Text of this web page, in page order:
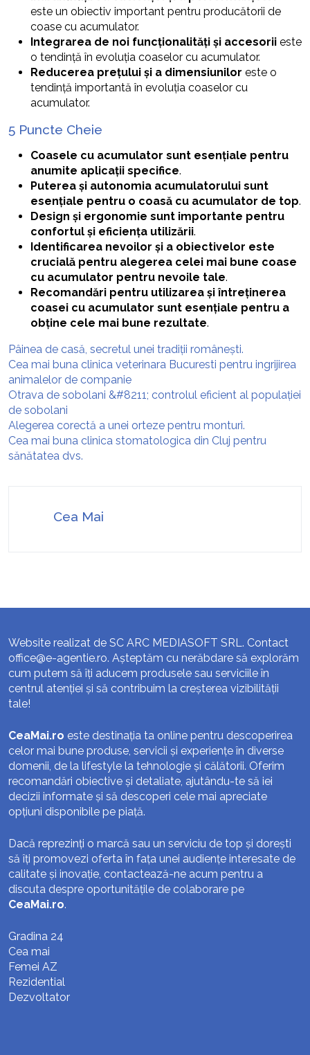
este un obiectiv important pentru producătorii de
coase cu acumulator.
Integrarea de noi funcționalități și accesorii este
o tendință în evoluția coaselor cu acumulator.
Reducerea prețului și a dimensiunilor este o
tendință importantă în evoluția coaselor cu
acumulator.
5 Puncte Cheie
Coasele cu acumulator sunt esențiale pentru
anumite aplicații specifice.
Puterea și autonomia acumulatorului sunt
esențiale pentru o coasă cu acumulator de top.
Design și ergonomie sunt importante pentru
confortul și eficiența utilizării.
Identificarea nevoilor și a obiectivelor este
crucială pentru alegerea celei mai bune coase
cu acumulator pentru nevoile tale.
Recomandări pentru utilizarea și întreținerea
coasei cu acumulator sunt esențiale pentru a
obține cele mai bune rezultate.
Pâinea de casă, secretul unei tradiții românești.
Cea mai buna clinica veterinara Bucuresti pentru ingrijirea
animalelor de companie
Otrava de sobolani &#8211; controlul eficient al populației
de sobolani
Alegerea corectă a unei orteze pentru monturi.
Cea mai buna clinica stomatologica din Cluj pentru
sănătatea dvs.
Cea Mai
Website realizat de SC ARC MEDIASOFT SRL. Contact
office@e-agentie.ro. Așteptăm cu nerăbdare să explorăm
cum putem să îți aducem produsele sau serviciile în
centrul atenției și să contribuim la creșterea vizibilității
tale!
CeaMai.ro este destinația ta online pentru descoperirea
celor mai bune produse, servicii și experiențe în diverse
domenii, de la lifestyle la tehnologie și călătorii. Oferim
recomandări obiective și detaliate, ajutându-te să iei
decizii informate și să descoperi cele mai apreciate
opțiuni disponibile pe piață.
Dacă reprezinți o marcă sau un serviciu de top și dorești
să îți promovezi oferta în fața unei audiențe interesate de
calitate și inovație, contactează-ne acum pentru a
discuta despre oportunitățile de colaborare pe
CeaMai.ro.
Gradina 24
Cea mai
Femei AZ
Rezidential
Dezvoltator